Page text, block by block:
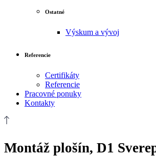
Ostatné
Výskum a vývoj
Referencie
Certifikáty
Referencie
Pracovné ponuky
Kontakty
Montáž plošín, D1